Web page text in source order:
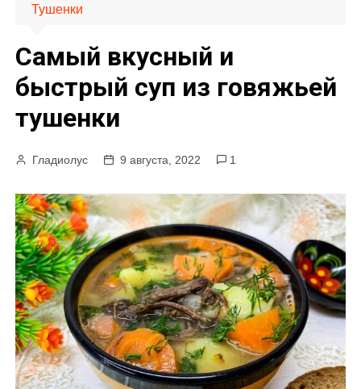
Тушенки
Самый вкусный и
быстрый суп из говяжьей
тушенки
Гладиолус 9 августа, 2022 1